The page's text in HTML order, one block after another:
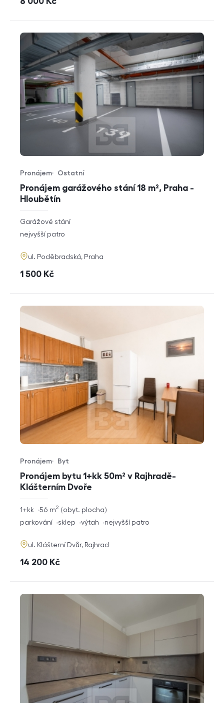
Pronájem garážového stání 18 m², Praha -
Hloubětín
Typ nabídky
Pronájem
Typ nemovitosti
Ostatní
rozměry
dispozice
Garážové stání
funkce
nejvyšší patro
adresa
ul. Poděbradská, Praha
cena
1 500 Kč
Pronájem bytu 1+kk 50m² v Rajhradě-
Klášterním Dvoře
Typ nabídky
Pronájem
Typ nemovitosti
Byt
rozměry
dispozice
1+kk obyt. plocha
56 m2
funkce
parkování sklep výtah nejvyšší patro
adresa
ul. Klášterní Dvůr, Rajhrad
cena
14 200 Kč